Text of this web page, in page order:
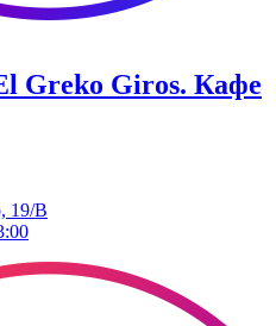
Greko Giros. Кафе
19/В